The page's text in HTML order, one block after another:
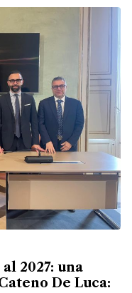
2027: una
De Luca: